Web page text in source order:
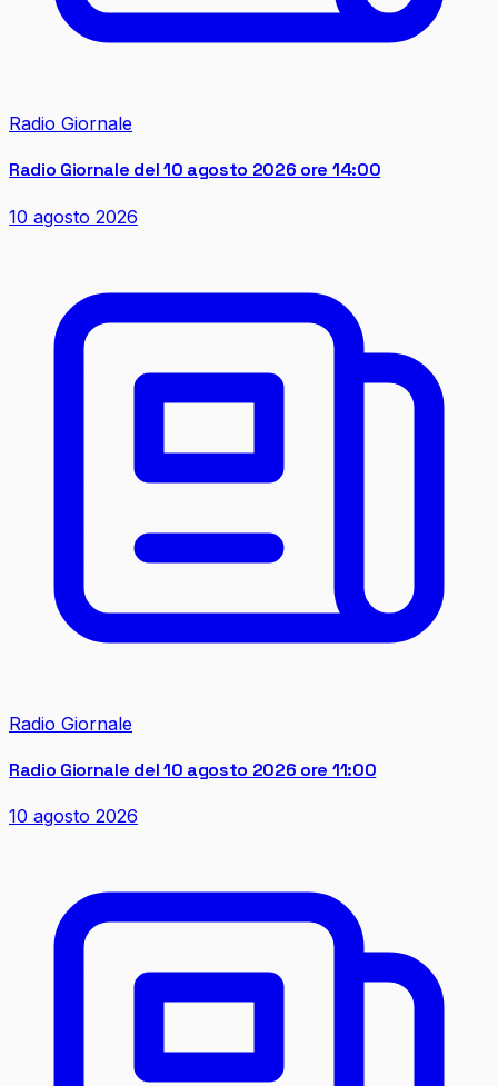
Radio Giornale
Radio Giornale del 10 agosto 2026 ore 14:00
10 agosto 2026
Radio Giornale
Radio Giornale del 10 agosto 2026 ore 11:00
10 agosto 2026